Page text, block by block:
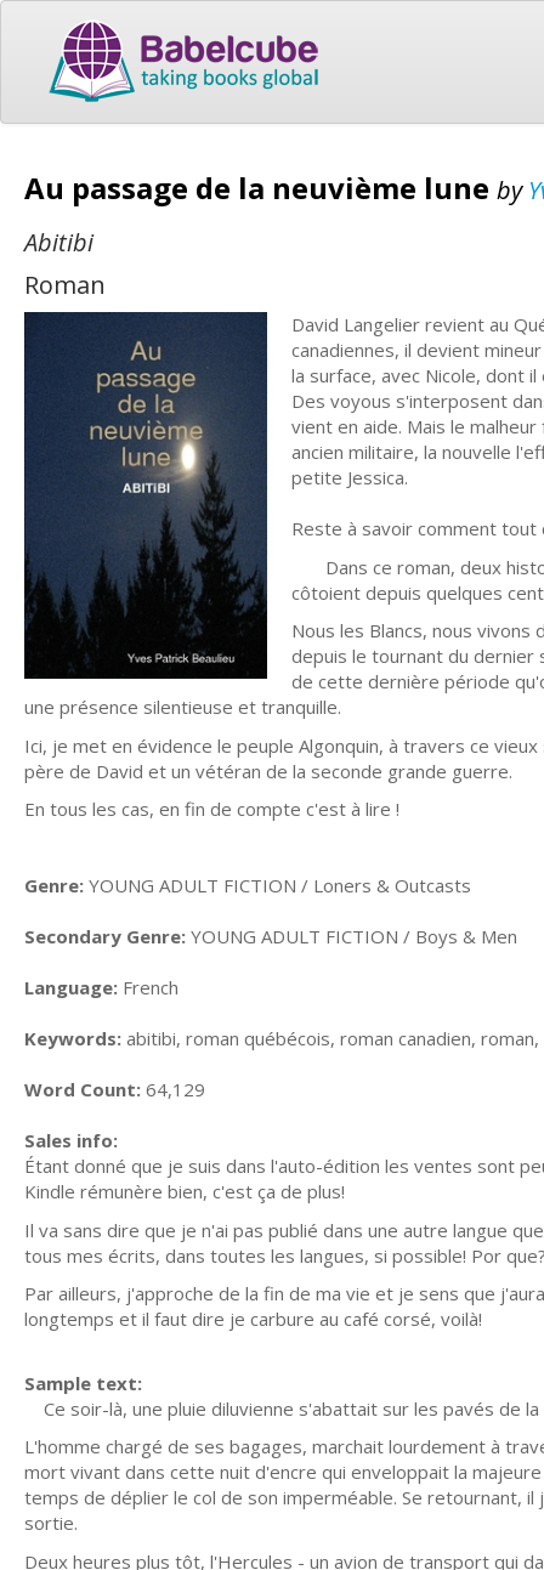
Au passage de la neuvième lune by
Abitibi
Roman
David Langelier revient au
canadiennes, il devient
la surface, avec Nicole, dont
Des voyous s'interposent
vient en aide. Mais le
ancien militaire, la nouvelle
petite Jessica.
Reste à savoir comment tout
Dans ce roman, deux
côtoient depuis quelques
Nous les Blancs, nous
depuis le tournant du dernier
de cette dernière période
une présence silentieuse et tranquille.
Ici, je met en évidence le peuple Algonquin, à travers ce
père de David et un vétéran de la seconde grande guerre.
En tous les cas, en fin de compte c'est à lire !
Genre: YOUNG ADULT FICTION / Loners & Outcasts
Secondary Genre: YOUNG ADULT FICTION / Boys & Men
Language: French
Keywords: abitibi, roman québécois, roman canadien,
Word Count: 64,129
Sales info:
Étant donné que je suis dans l'auto-édition les ventes sont
Kindle rémunère bien, c'est ça de plus!
Il va sans dire que je n'ai pas publié dans une autre langue
tous mes écrits, dans toutes les langues, si possible! Por
Par ailleurs, j'approche de la fin de ma vie et je sens que
longtemps et il faut dire je carbure au café corsé, voilà!
Sample text:
Ce soir-là, une pluie diluvienne s'abattait sur les pavés de
L'homme chargé de ses bagages, marchait lourdement à
mort vivant dans cette nuit d'encre qui enveloppait la
temps de déplier le col de son imperméable. Se retournant,
sortie.
Deux heures plus tôt, l'Hercules - un avion de transport qui